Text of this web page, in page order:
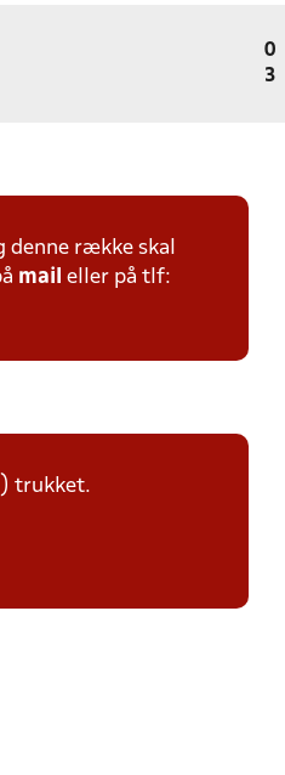
0
3
denne række skal
mail eller på tlf:
trukket.